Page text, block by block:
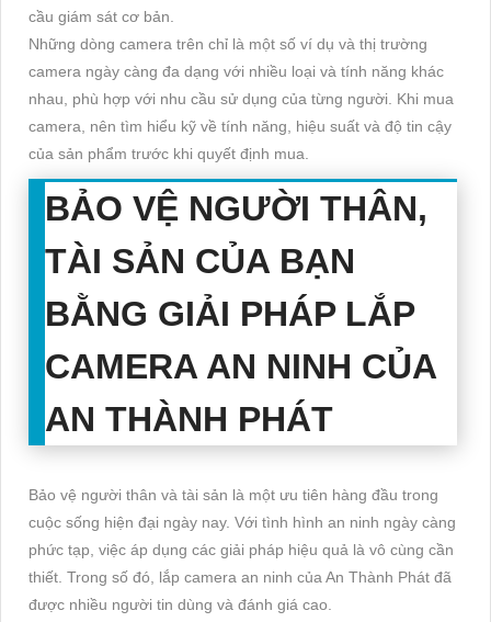
cầu giám sát cơ bản.
Những dòng camera trên chỉ là một số ví dụ và thị trường
camera ngày càng đa dạng với nhiều loại và tính năng khác
nhau, phù hợp với nhu cầu sử dụng của từng người. Khi mua
camera, nên tìm hiểu kỹ về tính năng, hiệu suất và độ tin cậy
của sản phẩm trước khi quyết định mua.
BẢO VỆ NGƯỜI THÂN,
TÀI SẢN CỦA BẠN
BẰNG GIẢI PHÁP LẮP
CAMERA AN NINH CỦA
AN THÀNH PHÁT
Bảo vệ người thân và tài sản là một ưu tiên hàng đầu trong
cuộc sống hiện đại ngày nay. Với tình hình an ninh ngày càng
phức tạp, việc áp dụng các giải pháp hiệu quả là vô cùng cần
thiết. Trong số đó, lắp camera an ninh của An Thành Phát đã
được nhiều người tin dùng và đánh giá cao.